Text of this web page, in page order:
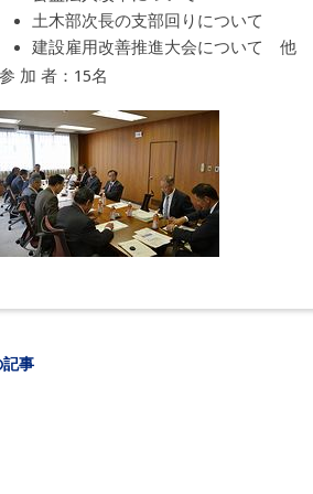
土木部次長の支部回りについて
建設雇用改善推進大会について 他
参 加 者：15名
事